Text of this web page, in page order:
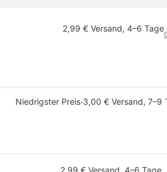
2,99 € Versand, 4–6 Tage
Niedrigster Preis·3,00 € Versand, 7–9
2,99 € Versand 4–6 Tage